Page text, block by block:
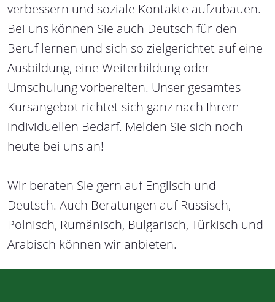
verbessern und soziale Kontakte aufzubauen.
Bei uns können Sie auch Deutsch für den
Beruf lernen und sich so zielgerichtet auf eine
Ausbildung, eine Weiterbildung oder
Umschulung vorbereiten. Unser gesamtes
Kursangebot richtet sich ganz nach Ihrem
individuellen Bedarf. Melden Sie sich noch
heute bei uns an!
Wir beraten Sie gern auf Englisch und
Deutsch. Auch Beratungen auf Russisch,
Polnisch, Rumänisch, Bulgarisch, Türkisch und
Arabisch können wir anbieten.